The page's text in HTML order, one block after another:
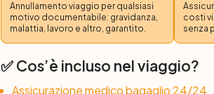
più famose località balneari
entusiasmerà con l’ampia spiaggia
con deliziosi ristoranti che trasudano
Annullamento viaggio per qualsiasi
motivo documentabile: gravidanza,
malattia, lavoro e altro, garantito.
costi
senza
✅ Cos’è incluso nel viaggio?
Assicurazione medico bagaglio 24/24